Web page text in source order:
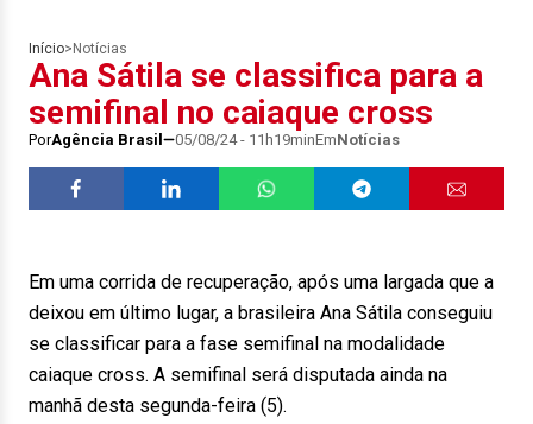
Início> Notícias
Ana Sátila se classifica para a
semifinal no caiaque cross
PorAgência Brasil 05/08/24 - 11h19minEmNotícias
Em uma corrida de recuperação, após uma largada que a
deixou em último lugar, a brasileira Ana Sátila conseguiu
se classificar para a fase semifinal na modalidade
caiaque cross. A semifinal será disputada ainda na
manhã desta segunda-feira (5).